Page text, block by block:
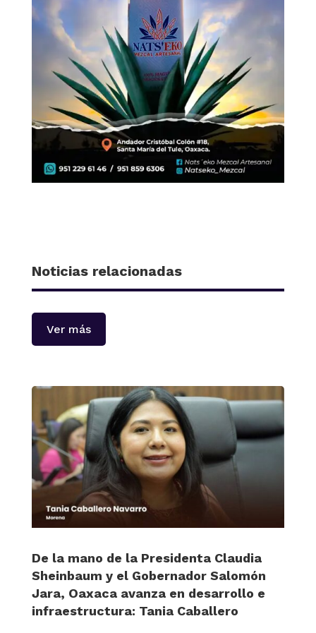
Noticias relacionadas
Ver más
De la mano de la Presidenta Claudia
Sheinbaum y el Gobernador Salomón
Jara, Oaxaca avanza en desarrollo e
infraestructura: Tania Caballero